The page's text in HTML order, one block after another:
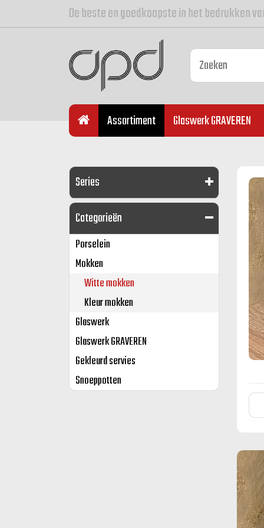
De beste en goedkoopste in het bedrukken
Assortiment Glaswerk GRAVEREN
Series
Categorieën
Porselein
Mokken
Witte mokken
Kleur mokken
Glaswerk
Glaswerk GRAVEREN
Gekleurd servies
Snoeppotten